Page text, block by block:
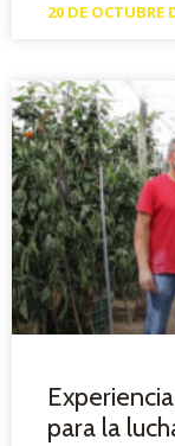
20 DE OCTUBRE
para la